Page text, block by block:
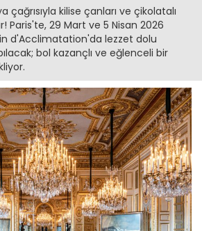
çağrısıyla kilise çanları ve çikolatalı
Paris'te, 29 Mart ve 5 Nisan 2026
d'Acclimatation'da lezzet dolu
bol kazançlı ve eğlenceli bir